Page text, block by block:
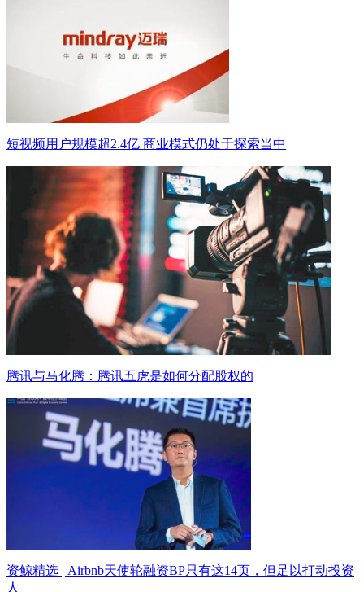
短视频用户规模超2.4亿 商业模式仍处于探索当中
腾讯与马化腾：腾讯五虎是如何分配股权的
资鲸精选 | Airbnb天使轮融资BP只有这14页，但足以打动投资
人